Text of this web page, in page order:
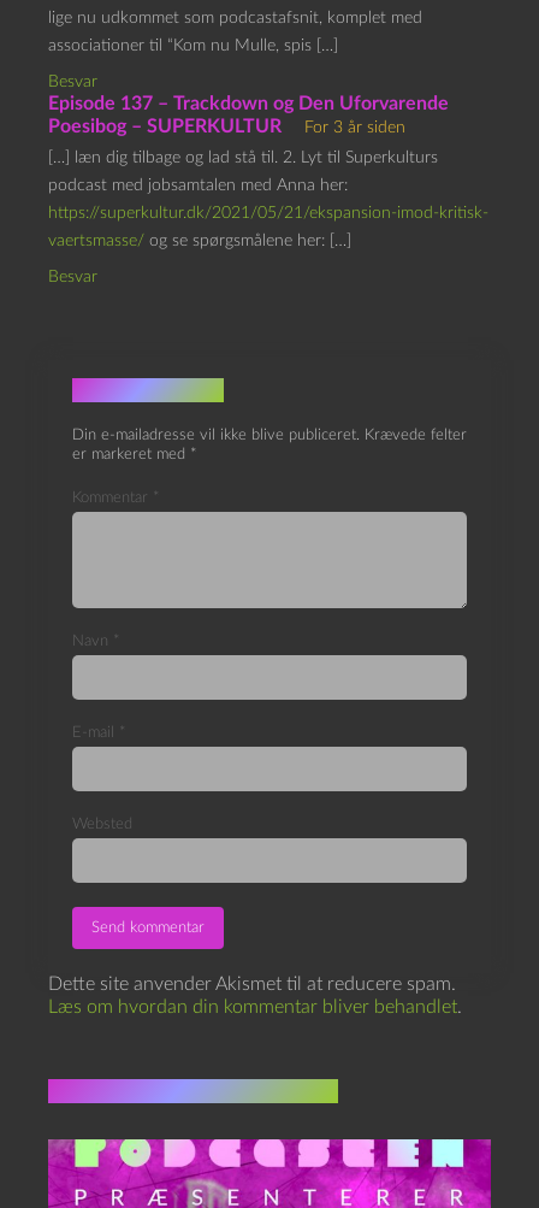
lige nu udkommet som podcastafsnit, komplet med
associationer til “Kom nu Mulle, spis […]
Besvar
Episode 137 – Trackdown og Den Uforvarende
Poesibog – SUPERKULTUR
For 3 år siden
[…] læn dig tilbage og lad stå til. 2. Lyt til Superkulturs
podcast med jobsamtalen med Anna her:
https://superkultur.dk/2021/05/21/ekspansion-imod-kritisk-
vaertsmasse/ og se spørgsmålene her: […]
Besvar
Skriv et svar
Din e-mailadresse vil ikke blive publiceret. Krævede felter
er markeret med *
Kommentar *
Navn *
E-mail *
Websted
Dette site anvender Akismet til at reducere spam.
Læs om hvordan din kommentar bliver behandlet.